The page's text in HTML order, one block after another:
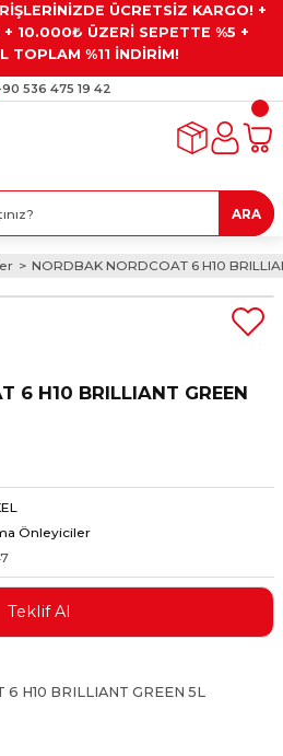
ÜCRETSİZ KARGO! +
10.000₺ ÜZERİ SEPETTE %5 +
TOPLAM %11 İNDİRİM!
536 475 19 42
ARA
NORDBAK NORDCOAT 6 H10
6 H10 BRILLIANT GREEN
Önleyiciler
Teklif Al
6 H10 BRILLIANT GREEN 5L